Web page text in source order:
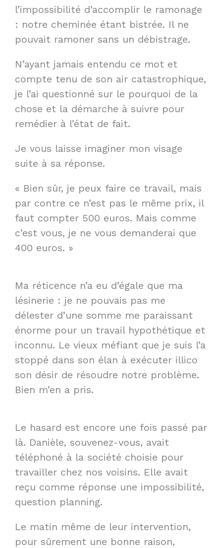
l’impossibilité d’accomplir le ramonage
: notre cheminée étant bistrée. Il ne
pouvait ramoner sans un débistrage.
N’ayant jamais entendu ce mot et
compte tenu de son air catastrophique,
je l’ai questionné sur le pourquoi de la
chose et la démarche à suivre pour
remédier à l’état de fait.
Je vous laisse imaginer mon visage
suite à sa réponse.
« Bien sûr, je peux faire ce travail, mais
par contre ce n’est pas le même prix, il
faut compter 500 euros. Mais comme
c’est vous, je ne vous demanderai que
400 euros. »
Ma réticence n’a eu d’égale que ma
lésinerie : je ne pouvais pas me
délester d’une somme me paraissant
énorme pour un travail hypothétique et
inconnu. Le vieux méfiant que je suis l’a
stoppé dans son élan à exécuter illico
son désir de résoudre notre problème.
Bien m’en a pris.
Le hasard est encore une fois passé par
là. Danièle, souvenez-vous, avait
téléphoné à la société choisie pour
travailler chez nos voisins. Elle avait
reçu comme réponse une impossibilité,
question planning.
Le matin même de leur intervention,
pour sûrement une bonne raison,